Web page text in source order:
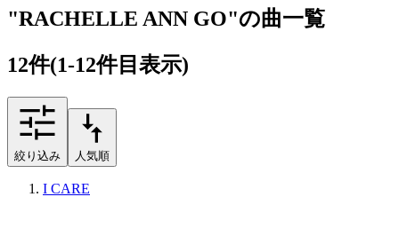
"RACHELLE ANN GO"の曲一覧
12件(1-12件目表示)
絞り込み 人気順
I CARE